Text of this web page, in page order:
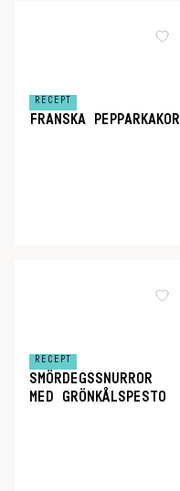
RECEPT
FRANSKA PEPPARKAKOR
RECEPT
SMÖRDEGSSNURROR
MED GRÖNKÅLSPESTO